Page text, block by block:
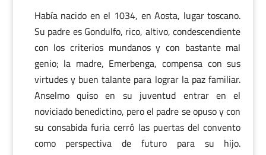
Había nacido en el 1034, en Aosta, lugar toscano.
Su padre es Gondulfo, rico, altivo, condescendiente
con los criterios mundanos y con bastante mal
genio; la madre, Emerbenga, compensa con sus
virtudes y buen talante para lograr la paz familiar.
Anselmo quiso en su juventud entrar en el
noviciado benedictino, pero el padre se opuso y con
su consabida furia cerró las puertas del convento
como perspectiva de futuro para su hijo.